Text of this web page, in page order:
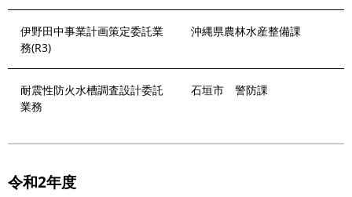
伊野田中事業計画策定委託業
務(R3)
沖縄県農林水産整備課
耐震性防火水槽調査設計委託
業務
石垣市 警防課
令和2年度